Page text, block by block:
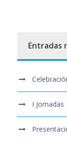
Entradas
I